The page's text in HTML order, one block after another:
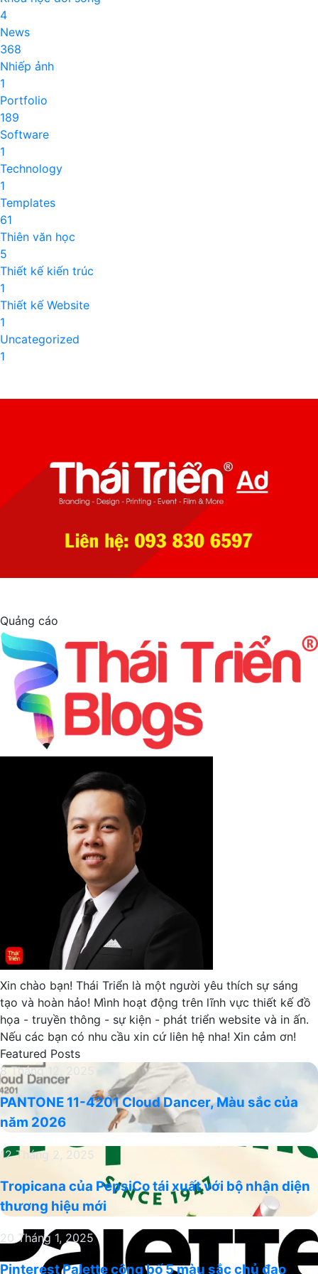
4
News
368
Nhiếp ảnh
1
Portfolio
189
Software
1
Technology
1
Templates
61
Thiên văn học
5
Thiết kế kiến trúc
1
Thiết kế Website
1
Uncategorized
1
Quảng cáo
Xin chào bạn! Thái Triển là một người yêu thích sự sáng
tạo và hoàn hảo! Mình hoạt động trên lĩnh vực thiết kế đồ
họa - truyền thông - sự kiện - phát triển website và in ấn.
Nếu các bạn có nhu cầu xin cứ liên hệ nha! Xin cảm ơn!
Featured Posts
PANTONE
11-
4201
Cloud
Màu
của
năm
8 Tháng 12, 2025
PANTONE 11-4201 Cloud Dancer, Màu sắc của
năm 2026
Tropicana
PepsiCo
tái
với
12 Tháng 2, 2025
Tropicana của PepsiCo tái xuất với bộ nhận diện
thương hiệu mới
Pinterest
Palette
20 Tháng 1, 2025
Pinterest Palette công bố 5 màu sắc chủ đạo